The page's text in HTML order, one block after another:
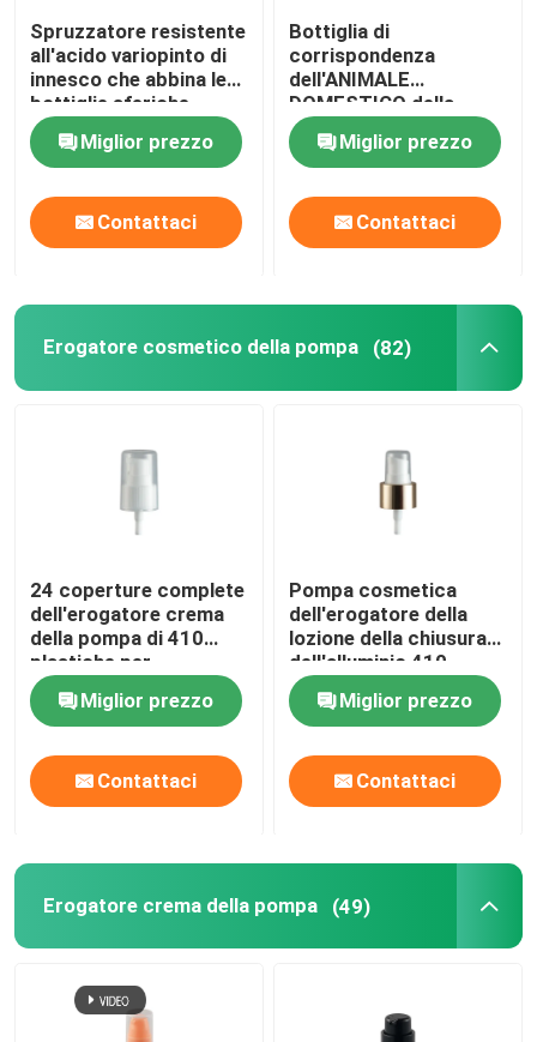
Circa noi
Giro della fabbrica
Notizie
mini spruzzatore di innesco
spruzzatore di innesco della mano
Erogatore cosmetico della pompa
Erogatore crema della pompa
Spruzzatore della pompa di innesco
spruzzatore profumo con pompa
pompa di plastica della lozione
Spruzzatore resistente
all'acido variopinto di
innesco che abbina le
bottiglie sferiche
variopinte dell'animale
domesticoMiglior prezzo
Contattaci
Bottiglia di
corrispondenza
dell'ANIMALE
DOMESTICO della
chiusura della mano
dello spruzzatore di
alluminio di innesco per
cura di capelli
Miglior prezzo
Contattaci
Erogatore cosmetico della pompa (82)
24 coperture complete
dell'erogatore crema
della pompa di 410
plastiche per
l'imballaggio
cosmeticoMiglior prezzo
Contattaci
Pompa cosmetica
dell'erogatore della
lozione della chiusura
dell'alluminio 410
dell'erogatore 24 della
pompa di cura
personale
Miglior prezzo
Contattaci
Erogatore crema della pompa (49)